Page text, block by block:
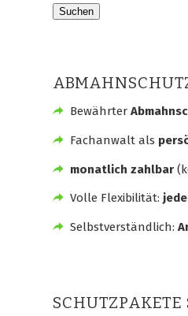
Suchen
Bewährter
Fachanwalt als
monatlich zahlbar
Volle Flexibilität:
Selbstverständlich: